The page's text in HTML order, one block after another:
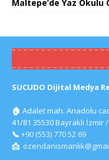
Maltepe’de Yaz
SUCUDO Dijital Medya
🏠 Adalet mah. Anadolu
41/81 35530 Bayraklı İzmir
📞 +90 (553) 770 52 69
📩